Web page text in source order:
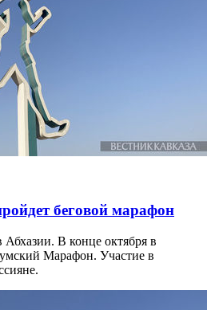
беговой марафон
Абхазии. В конце октября в
Марафон. Участие в